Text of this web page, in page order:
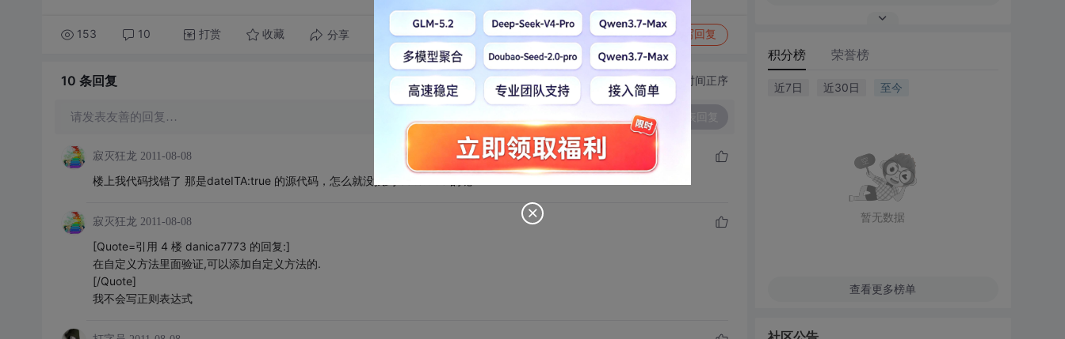
153 10 打赏 收藏 分享 转发到动态 举报 写回复
10 条回复 切换为时间正序
请发表友善的回复…
寂灭狂龙 2011-08-08
楼上我代码找错了 那是dateITA:true 的源代码，怎么就没找到 date:true 的呢
寂灭狂龙 2011-08-08
[Quote=引用 4 楼 danica7773 的回复:]
在自定义方法里面验证,可以添加自定义方法的.
[/Quote]
我不会写正则表达式
积分榜 荣誉榜
近7日 近30日 至今
暂无数据
查看更多榜单